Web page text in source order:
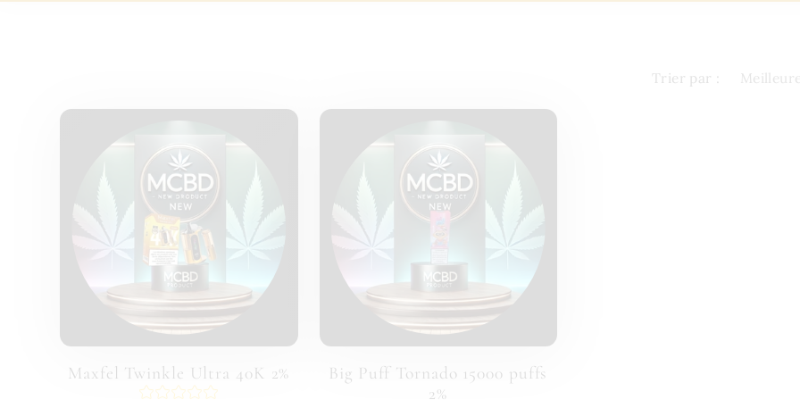
O
Trier par :
Maxfel Twinkle Ultra 40K 2%
Big Puff Tornado 15000 puffs
2%